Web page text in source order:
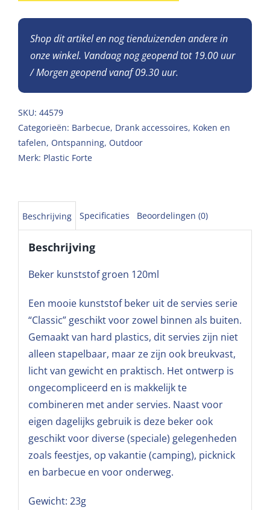
Shop dit artikel en nog tienduizenden andere in
onze winkel. Vandaag nog geopend tot 19.00 uur
/ Morgen geopend vanaf 09.30 uur.
SKU: 44579
Categorieën: Barbecue, Drank accessoires, Koken en
tafelen, Ontspanning, Outdoor
Merk: Plastic Forte
Beschrijving Specificaties Beoordelingen (0)
Beschrijving
Beker kunststof groen 120ml
Een mooie kunststof beker uit de servies serie
“Classic” geschikt voor zowel binnen als buiten.
Gemaakt van hard plastics, dit servies zijn niet
alleen stapelbaar, maar ze zijn ook breukvast,
licht van gewicht en praktisch. Het ontwerp is
ongecompliceerd en is makkelijk te
combineren met ander servies. Naast voor
eigen dagelijks gebruik is deze beker ook
geschikt voor diverse (speciale) gelegenheden
zoals feestjes, op vakantie (camping), picknick
en barbecue en voor onderweg.
Gewicht: 23g